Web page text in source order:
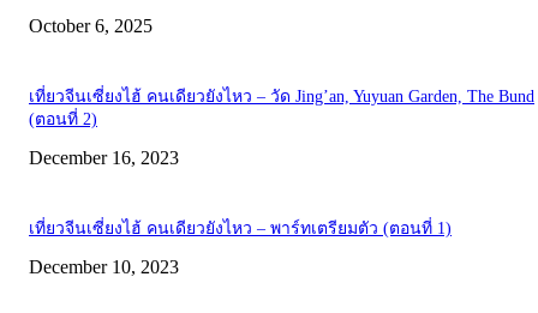
October 6, 2025
เที่ยวจีนเซี่ยงไฮ้ คนเดียวยังไหว – วัด Jing’an, Yuyuan Garden, The Bund
(ตอนที่ 2)
December 16, 2023
เที่ยวจีนเซี่ยงไฮ้ คนเดียวยังไหว – พาร์ทเตรียมตัว (ตอนที่ 1)
December 10, 2023